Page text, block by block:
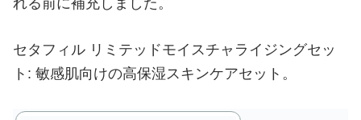
セタフィル リミテッドモイスチャライジングセッ
ト: 敏感肌向けの高保湿スキンケアセット。